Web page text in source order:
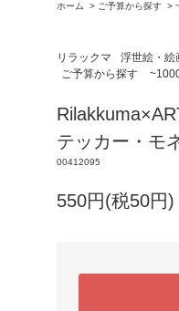
ホーム
> ご予算から探す >
リラックマ
浮世絵・絵
ご予算から探す
テッカー・モ
00412095
550円(税50円)